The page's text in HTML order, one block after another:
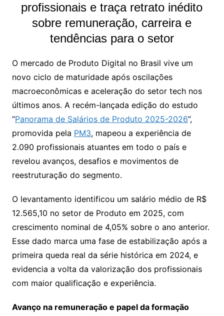
profissionais e traça retrato inédito
sobre remuneração, carreira e
tendências para o setor
O mercado de Produto Digital no Brasil vive um
novo ciclo de maturidade após oscilações
macroeconômicas e aceleração do setor tech nos
últimos anos. A recém-lançada edição do estudo
“Panorama de Salários de Produto 2025-2026”,
promovida pela PM3, mapeou a experiência de
2.090 profissionais atuantes em todo o país e
revelou avanços, desafios e movimentos de
reestruturação do segmento.
O levantamento identificou um salário médio de R$
12.565,10 no setor de Produto em 2025, com
crescimento nominal de 4,05% sobre o ano anterior.
Esse dado marca uma fase de estabilização após a
primeira queda real da série histórica em 2024, e
evidencia a volta da valorização dos profissionais
com maior qualificação e experiência.
Avanço na remuneração e papel da formação